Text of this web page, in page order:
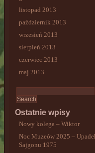
listopad 2013
październik 2013
wrzesień 2013
sierpień 2013
czerwiec 2013
maj 2013
Ostatnie wpisy
Nowy kolega – Wiktor
Noc Muzeów 2025 –
Sajgonu 1975